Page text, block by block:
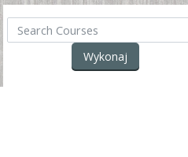
Wykonaj